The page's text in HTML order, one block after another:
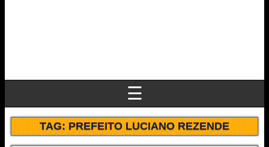
☰
TAG:PREFEITO LUCIANO REZENDE